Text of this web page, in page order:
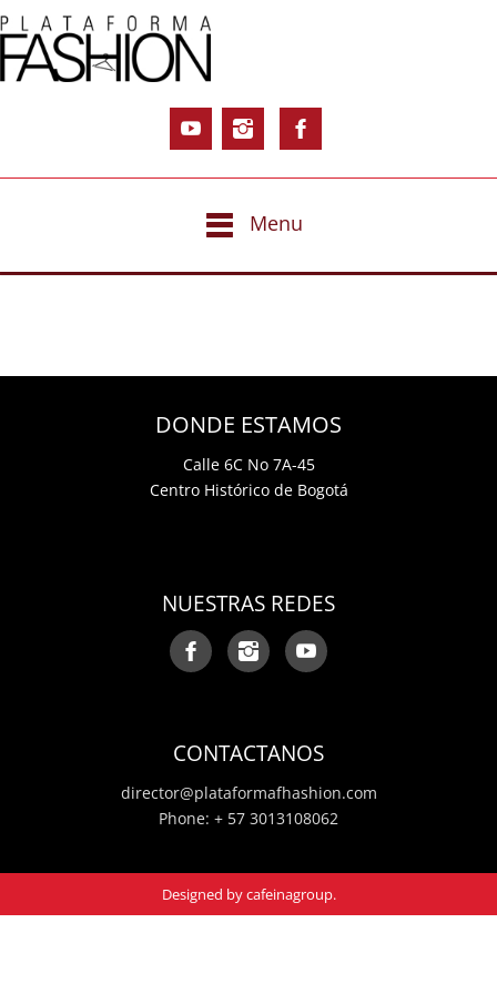
Menu
DONDE ESTAMOS
Calle 6C No 7A-45
Centro Histórico de Bogotá
NUESTRAS REDES
CONTACTANOS
director@plataformafhashion.com
Phone: + 57 3013108062
Designed bycafeinagroup.